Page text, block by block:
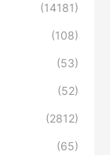
(14181)
(108)
(53)
(52)
(2812)
(65)